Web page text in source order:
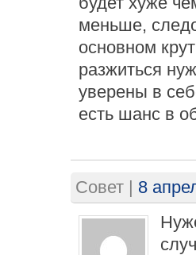
меньше,
основном
разжиться
уверены в
есть шанс в
Совет | 8